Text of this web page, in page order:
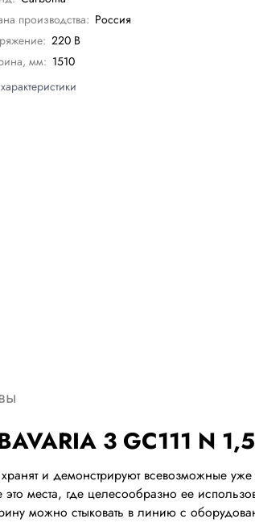
производства: Россия
220 В
мм: 1510
3 GC111 N
и демонстрируют всевозможные
места, где целесообразно ее
можно стыковать в линию с